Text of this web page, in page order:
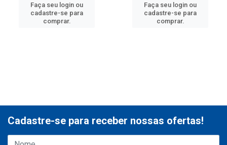
Faça seu login ou
cadastre-se para
comprar.
Faça seu login ou
cadastre-se para
comprar.
Cadastre-se para receber nossas ofertas!